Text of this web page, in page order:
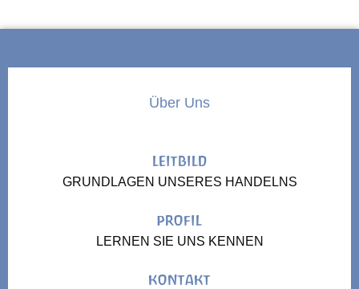
Über Uns
LEITBILD
GRUNDLAGEN UNSERES HANDELNS
PROFIL
LERNEN SIE UNS KENNEN
KONTAKT